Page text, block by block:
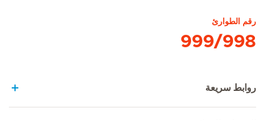
رقم الطوارئ
999/998
روابط سريعة